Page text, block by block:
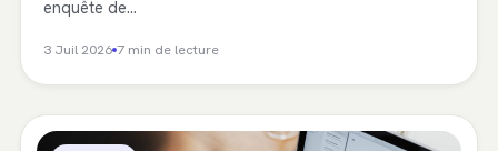
enquête de…
3 Juil 2026 7 min de lecture